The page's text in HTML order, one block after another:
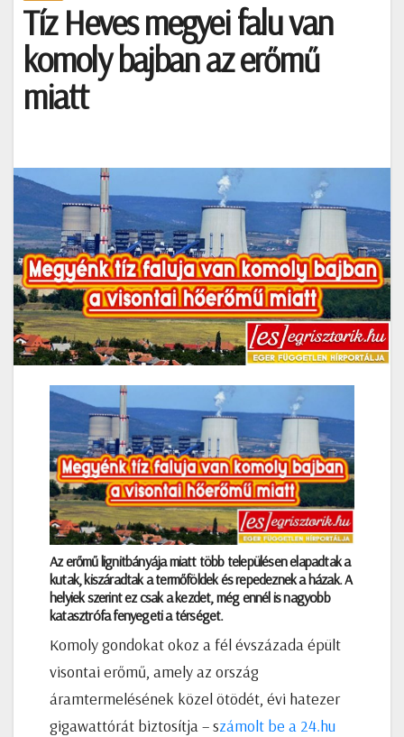
Tíz Heves megyei falu van
komoly bajban az erőmű
miatt
Az erőmű lignitbányája miatt több településen elapadtak a
kutak, kiszáradtak a termőföldek és repedeznek a házak. A
helyiek szerint ez csak a kezdet, még ennél is nagyobb
katasztrófa fenyegeti a térséget.
Komoly gondokat okoz a fél évszázada épült
visontai erőmű, amely az ország
áramtermelésének közel ötödét, évi hatezer
gigawattórát biztosítja – számolt be a 24.hu